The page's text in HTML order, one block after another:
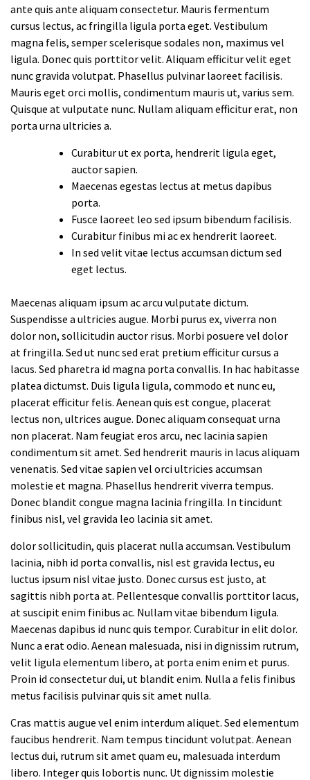
ante quis ante aliquam consectetur. Mauris fermentum
cursus lectus, ac fringilla ligula porta eget. Vestibulum
magna felis, semper scelerisque sodales non, maximus vel
ligula. Donec quis porttitor velit. Aliquam efficitur velit eget
nunc gravida volutpat. Phasellus pulvinar laoreet facilisis.
Mauris eget orci mollis, condimentum mauris ut, varius sem.
Quisque at vulputate nunc. Nullam aliquam efficitur erat, non
porta urna ultricies a.
Curabitur ut ex porta, hendrerit ligula eget,
auctor sapien.
Maecenas egestas lectus at metus dapibus
porta.
Fusce laoreet leo sed ipsum bibendum facilisis.
Curabitur finibus mi ac ex hendrerit laoreet.
In sed velit vitae lectus accumsan dictum sed
eget lectus.
Maecenas aliquam ipsum ac arcu vulputate dictum.
Suspendisse a ultricies augue. Morbi purus ex, viverra non
dolor non, sollicitudin auctor risus. Morbi posuere vel dolor
at fringilla. Sed ut nunc sed erat pretium efficitur cursus a
lacus. Sed pharetra id magna porta convallis. In hac habitasse
platea dictumst. Duis ligula ligula, commodo et nunc eu,
placerat efficitur felis. Aenean quis est congue, placerat
lectus non, ultrices augue. Donec aliquam consequat urna
non placerat. Nam feugiat eros arcu, nec lacinia sapien
condimentum sit amet. Sed hendrerit mauris in lacus aliquam
venenatis. Sed vitae sapien vel orci ultricies accumsan
molestie et magna. Phasellus hendrerit viverra tempus.
Donec blandit congue magna lacinia fringilla. In tincidunt
finibus nisl, vel gravida leo lacinia sit amet.
dolor sollicitudin, quis placerat nulla accumsan. Vestibulum
lacinia, nibh id porta convallis, nisl est gravida lectus, eu
luctus ipsum nisl vitae justo. Donec cursus est justo, at
sagittis nibh porta at. Pellentesque convallis porttitor lacus,
at suscipit enim finibus ac. Nullam vitae bibendum ligula.
Maecenas dapibus id nunc quis tempor. Curabitur in elit dolor.
Nunc a erat odio. Aenean malesuada, nisi in dignissim rutrum,
velit ligula elementum libero, at porta enim enim et purus.
Proin id consectetur dui, ut blandit enim. Nulla a felis finibus
metus facilisis pulvinar quis sit amet nulla.
Cras mattis augue vel enim interdum aliquet. Sed elementum
faucibus hendrerit. Nam tempus tincidunt volutpat. Aenean
lectus dui, rutrum sit amet quam eu, malesuada interdum
libero. Integer quis lobortis nunc. Ut dignissim molestie